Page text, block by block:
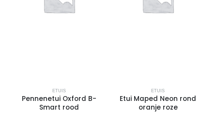
ETUIS
Pennenetui Oxford B-
Smart rood
ETUIS
Etui Maped Neon rond
oranje roze